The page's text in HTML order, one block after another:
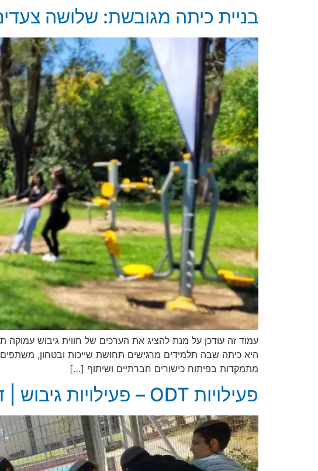
בניית כיתה מגובשת: שלושה
עמוד זה עודכן על מנת להציג את הערכים של חווית גיבוש עמוקה
היא כיתה שבה תלמידים מרגישים תחושת שייכות ובטחון,
מתמקדות בפיתוח כישורים חברתיים ושיתוף […]
פעילויות ODT – פעילויות גיבוש | דניאל חסיד – פרויקטים בחינוך